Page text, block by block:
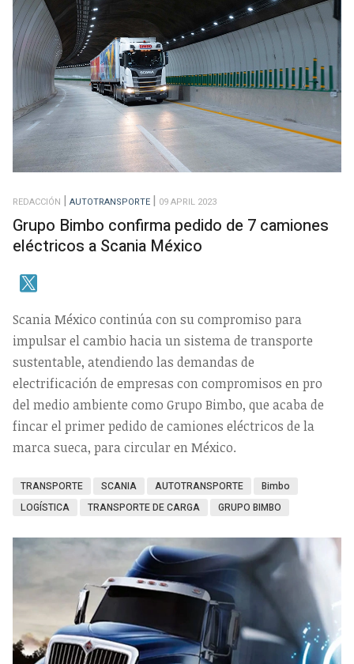
REDACCIÓN AUTOTRANSPORTE 09 APRIL 2023
Grupo Bimbo confirma pedido de 7 camiones
eléctricos a Scania México
Scania México continúa con su compromiso para
impulsar el cambio hacia un sistema de transporte
sustentable, atendiendo las demandas de
electrificación de empresas con compromisos en pro
del medio ambiente como Grupo Bimbo, que acaba de
fincar el primer pedido de camiones eléctricos de la
marca sueca, para circular en México.
TRANSPORTE SCANIA AUTOTRANSPORTE
Bimbo
LOGÍSTICA
TRANSPORTE DE CARGA GRUPO BIMBO